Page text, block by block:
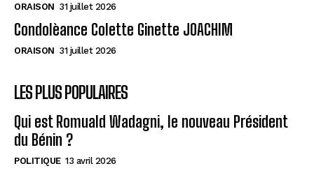
ORAISON 31 juillet 2026
Condolèance Colette Ginette JOACHIM
ORAISON 31 juillet 2026
LES PLUS POPULAIRES
Qui est Romuald Wadagni, le nouveau Président
du Bénin ?
POLITIQUE 13 avril 2026